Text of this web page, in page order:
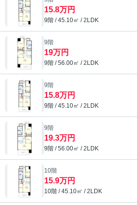
15.8万円
9階 / 45.10㎡ / 2LDK
9階
19万円
9階 / 56.00㎡ / 2LDK
9階
15.8万円
9階 / 45.10㎡ / 2LDK
9階
19.3万円
9階 / 56.00㎡ / 2LDK
10階
15.9万円
10階 / 45.10㎡ / 2LDK